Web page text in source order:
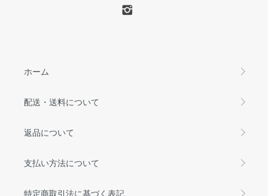
ホーム
配送・送料について
返品について
支払い方法について
特定商取引法に基づく表記